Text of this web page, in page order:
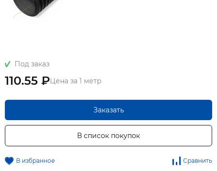
Под заказ
110.55 ₽Цена за 1 метр
Заказать
В список покупок
В избранное Сравнить